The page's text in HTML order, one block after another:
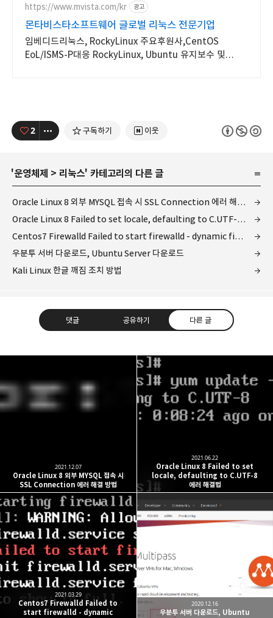
https://www.mvista.com/kr 광고
몬타비스타소프트웨어 글로벌 리눅스 전문기업
임베디드리눅스, RockyLinux 주요후원사,CentOS
EoL/ISMS-P대응 RockyLinux, Ubuntu 유지보수 및
2 구독하기 이웃
'운영체제 > 리눅스' 카테고리의 다른 글
Oracle Linux 8 외부 MYSQL 접속 시 SSL Connection 에러 해결 방법
Oracle Linux 8 Failed to set locale, defaulting to C.UTF-8 에러 해결법
Centos7 Firewalld Failed to start firewalld - dynamic firewall daemon 오류 조치
우분투 서버 다운로드, Ubuntu Server 다운로드
Kali Linux 한글 깨짐 조치 방법
댓글 공유하기 다른 글
개새닷컴
IT 지식 창고, Windows, Linux, Software, Hardware,
트위터
밴드 네이버 블로그
Oracle Linux 8 외부 MYSQL 접속 시
SSL Connection 에러 해결 방법
2021.12.07
Oracle Linux 8 Failed to set
locale, defaulting to C.UTF-8
에러 해결법
2021.06.22
Centos7 Firewalld Failed to
start firewalld - dynamic
2021.03.29
우분투 서버 다운로드, Ubuntu
2020.12.16